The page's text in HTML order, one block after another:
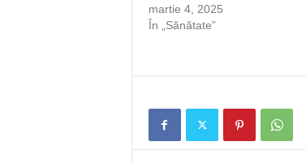
martie 4, 2025
În „Sănătate”